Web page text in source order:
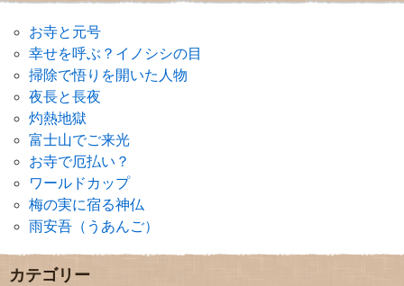
お寺と元号
幸せを呼ぶ？イノシシの目
掃除で悟りを開いた人物
夜長と長夜
灼熱地獄
富士山でご来光
お寺で厄払い？
ワールドカップ
梅の実に宿る神仏
雨安吾（うあんご）
カテゴリー